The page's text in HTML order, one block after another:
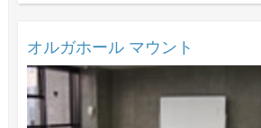
オルガホール マウント